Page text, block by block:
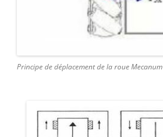
Principe de déplacement de la roue Mecanum